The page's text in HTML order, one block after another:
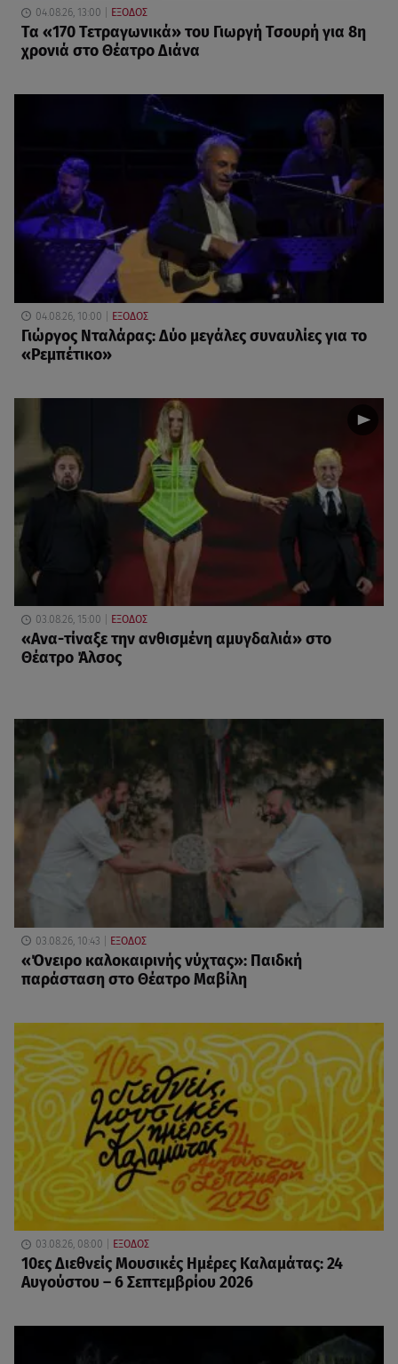
04.08.26, 13:00 ΕΞΟΔΟΣ
Τα «170 Τετραγωνικά» του Γιωργή Τσουρή για 8η
χρονιά στο Θέατρο Διάνα
04.08.26, 10:00 ΕΞΟΔΟΣ
Γιώργος Νταλάρας: Δύο μεγάλες συναυλίες για το
«Ρεμπέτικο»
03.08.26, 15:00 ΕΞΟΔΟΣ
«Ανα-τίναξε την ανθισμένη αμυγδαλιά» στο
Θέατρο Άλσος
03.08.26, 10:43 ΕΞΟΔΟΣ
«Όνειρο καλοκαιρινής νύχτας»: Παιδκή
παράσταση στο Θέατρο Μαβίλη
03.08.26, 08:00 ΕΞΟΔΟΣ
10ες Διεθνείς Μουσικές Ημέρες Καλαμάτας: 24
Αυγούστου – 6 Σεπτεμβρίου 2026